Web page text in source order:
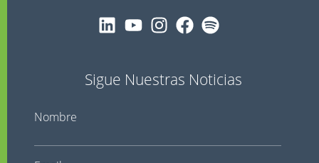
Sigue Nuestras Noticias
Nombre